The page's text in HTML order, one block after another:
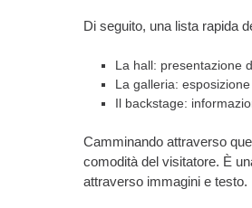
Di seguito, una lista rapida
La hall: presentazione
La galleria:
Il backstage:
Camminando attraverso
comodità del visitatore. È
attraverso immagini e testo.